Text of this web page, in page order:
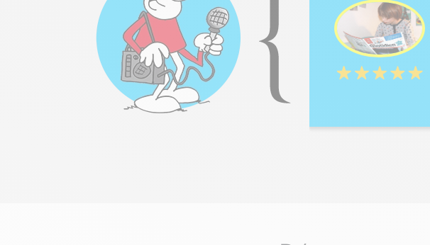
« Nous le recevons depuis deux
mois et notre fille adore. Un
moment de partage fantastique
chaque soir! »
– Sébastien, papa de Zoé, 7 ans